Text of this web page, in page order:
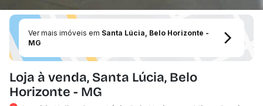
Ver mais imóveis em Santa Lúcia, Belo Horizonte -
MG
Loja à venda, Santa Lúcia, Belo
Horizonte - MG